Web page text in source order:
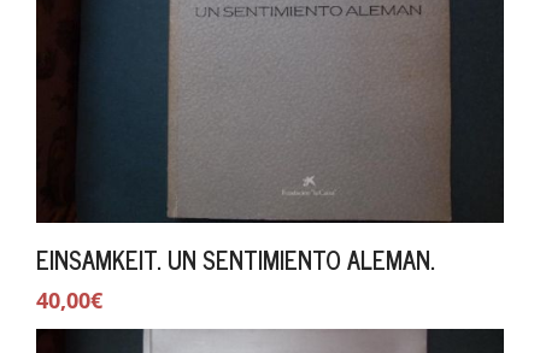
EINSAMKEIT. UN SENTIMIENTO ALEMAN.
40,00€